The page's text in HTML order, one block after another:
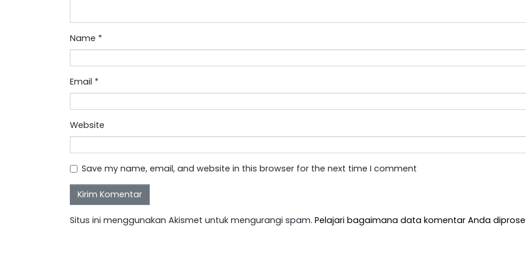
Name *
Email *
Website
Save my name, email, and website in this browser for the next time I comment
Situs ini menggunakan Akismet untuk mengurangi spam. Pelajari bagaimana data komentar Anda